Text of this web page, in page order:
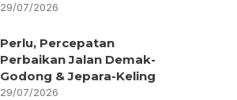
29/07/2026
Perlu, Percepatan
Perbaikan Jalan Demak-
Godong & Jepara-Keling
29/07/2026